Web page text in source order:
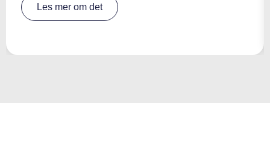
Les mer om det